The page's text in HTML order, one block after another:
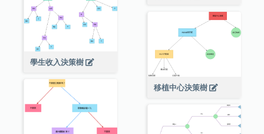
學生收入決策樹
移植中心決策樹